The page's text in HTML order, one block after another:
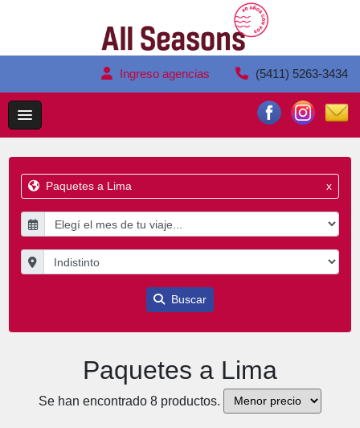
Ingreso agencias (5411) 5263-3434
Paquetes a Lima x
Buscar
Paquetes a Lima
Se han encontrado 8 productos.